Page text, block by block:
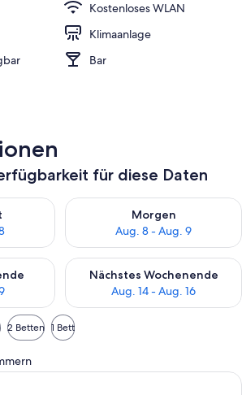
Fassade der Unterkunft
Kostenloses WLAN
Klimaanlage
Bar
für diese Daten
für heute Nacht, Aug. 7 - Aug. 8.
Morgen
Aug. 8 - Aug. 9
Überprüfe die Verfügbarkeit
für dieses Wochenende, Aug. 7
Nächstes Wochenende
Aug. 14 - Aug. 16
Überprüfe die Verfügbarkeit
2 Betten 1 Bett
Ein Hotelzimmer mit zwei Betten,